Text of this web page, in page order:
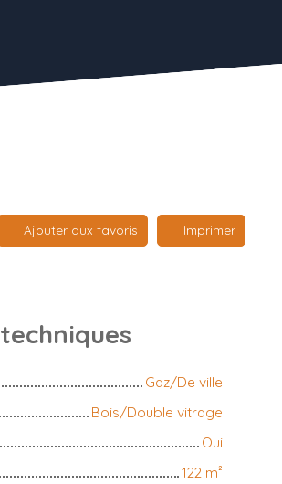
Ajouter aux favoris Imprimer
techniques
Gaz/De ville
Bois/Double vitrage
Oui
122 m²